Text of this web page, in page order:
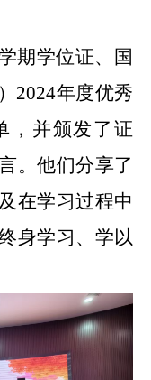
学期学位证、国
2024年度优秀
，并颁发了证
。他们分享了
在学习过程中
身学习、学以